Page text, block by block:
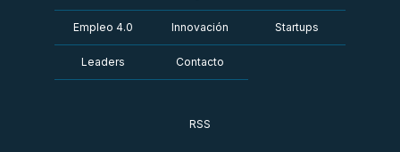
Empleo 4.0 Innovación Startups
Leaders Contacto
RSS